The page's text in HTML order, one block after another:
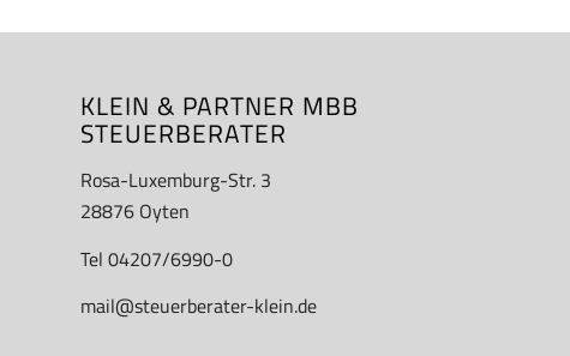
KLEIN & PARTNER MBB
STEUERBERATER
Rosa-Luxemburg-Str. 3
28876 Oyten
Tel 04207/6990-0
mail@steuerberater-klein.de